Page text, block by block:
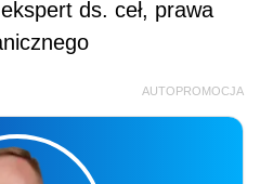
ds. ceł, prawa
AUTOPROMOCJA